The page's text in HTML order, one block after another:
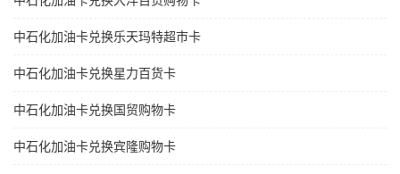
中石化加油卡兑换乐天玛特超市卡
中石化加油卡兑换星力百货卡
中石化加油卡兑换国贸购物卡
中石化加油卡兑换宾隆购物卡